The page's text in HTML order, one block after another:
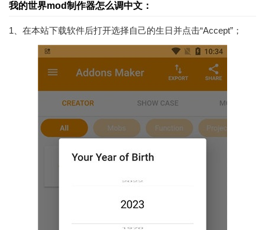
我的世界mod制作器怎么调中文：
1、在本站下载软件后打开选择自己的生日并点击“Accept”；